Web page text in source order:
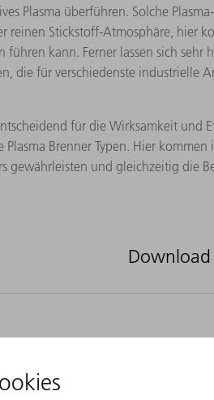
Plasma überführen. Solche
Stickstoff-Atmosphäre, hier
kann. Ferner lassen sich sehr
die für verschiedenste industrielle
für die Wirksamkeit und
Brenner Typen. Hier
gewährleisten und gleichzeitig die
Download
processing and research